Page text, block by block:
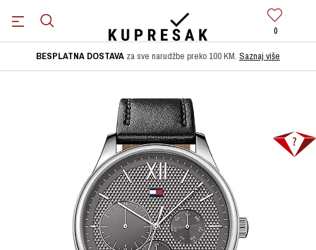
0
BESPLATNA DOSTAVA za sve narudžbe preko 100 KM. Saznaj više